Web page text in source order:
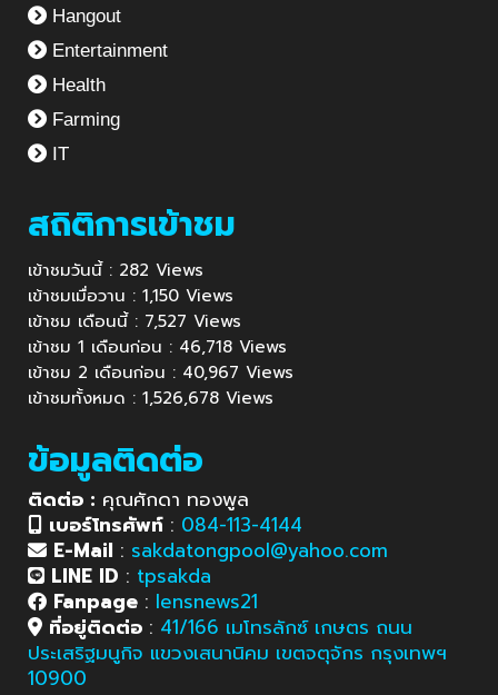
Hangout
Entertainment
Health
Farming
IT
สถิติการเข้าชม
เข้าชมวันนี้ : 282 Views
เข้าชมเมื่อวาน : 1,150 Views
เข้าชม เดือนนี้ : 7,527 Views
เข้าชม 1 เดือนก่อน : 46,718 Views
เข้าชม 2 เดือนก่อน : 40,967 Views
เข้าชมทั้งหมด : 1,526,678 Views
ข้อมูลติดต่อ
ติดต่อ : คุณศักดา ทองพูล
เบอร์โทรศัพท์ : 084-113-4144
E-Mail : sakdatongpool@yahoo.com
LINE ID : tpsakda
Fanpage : lensnews21
ที่อยู่ติดต่อ : 41/166 เมโทรลักซ์ เกษตร ถนน
ประเสริฐมนูกิจ แขวงเสนานิคม เขตจตุจักร กรุงเทพฯ
10900